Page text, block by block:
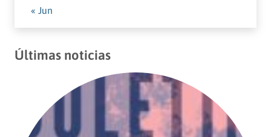
« Jun
Últimas noticias